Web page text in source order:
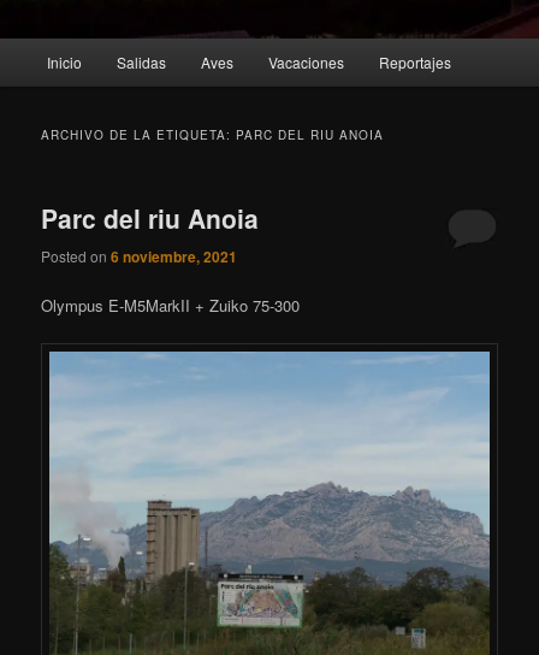
Inicio Salidas Aves Vacaciones Reportajes
ARCHIVO DE LA ETIQUETA: PARC DEL RIU ANOIA
Parc del riu Anoia
Posted on6 noviembre, 2021
Olympus E-M5MarkII + Zuiko 75-300